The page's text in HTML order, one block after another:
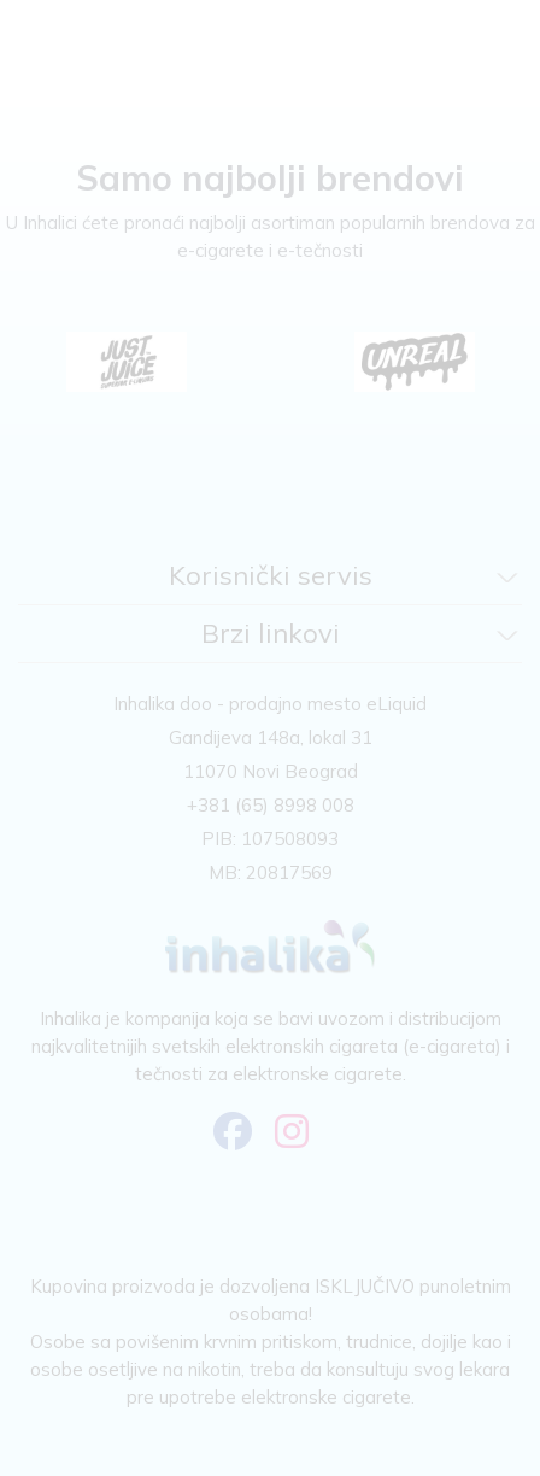
Samo najbolji brendovi
U Inhalici ćete pronaći najbolji asortiman popularnih brendova za
e-cigarete i e-tečnosti
Korisnički servis
Brzi linkovi
Inhalika doo - prodajno mesto eLiquid
Gandijeva 148a, lokal 31
11070 Novi Beograd
+381 (65) 8998 008
PIB: 107508093
MB: 20817569
Inhalika je kompanija koja se bavi uvozom i distribucijom
najkvalitetnijih svetskih elektronskih cigareta (e-cigareta) i
tečnosti za elektronske cigarete.
Kupovina proizvoda je dozvoljena ISKLJUČIVO punoletnim
osobama!
Osobe sa povišenim krvnim pritiskom, trudnice, dojilje kao i
osobe osetljive na nikotin, treba da konsultuju svog lekara
pre upotrebe elektronske cigarete.